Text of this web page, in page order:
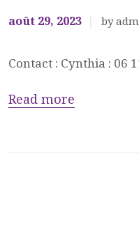
août 29, 2023 by
Contact : Cynthia : 06
Read more